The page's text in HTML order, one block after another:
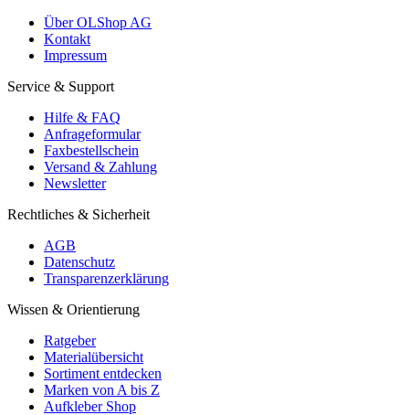
Über OLShop AG
Kontakt
Impressum
Service & Support
Hilfe & FAQ
Anfrageformular
Faxbestellschein
Versand & Zahlung
Newsletter
Rechtliches & Sicherheit
AGB
Datenschutz
Transparenzerklärung
Wissen & Orientierung
Ratgeber
Materialübersicht
Sortiment entdecken
Marken von A bis Z
Aufkleber Shop